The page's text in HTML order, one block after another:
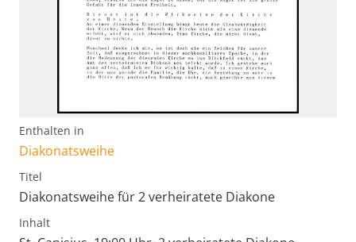
Enthalten in
Diakonatsweihe
Titel
Diakonatsweihe für 2 verheiratete Diakone
Inhalt